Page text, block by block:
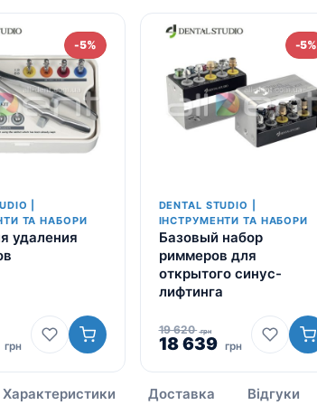
-5%
|
ТА НАБОРИ
удаления
грнПоточна
083
-5%
DENTAL STUDIO |
ІНСТРУМЕНТИ ТА НАБОРИ
Базовый набор
риммеров для
открытого синус-
лифтинга
19 620 грн
Оригінальна
620
18 639 грнПоточна
639
Характеристики Доставка Відгуки